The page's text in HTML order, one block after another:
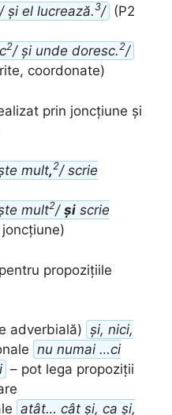
/ și el lucrează.3/ (P2
2/ și unde doresc.2/
coordonate)
prin joncțiune și
mult,2/ scrie
mult2/ și scrie
propozițiile
adverbială) și, nici,
nu numai …ci
– pot lega propoziții
atât… cât și, ca și,